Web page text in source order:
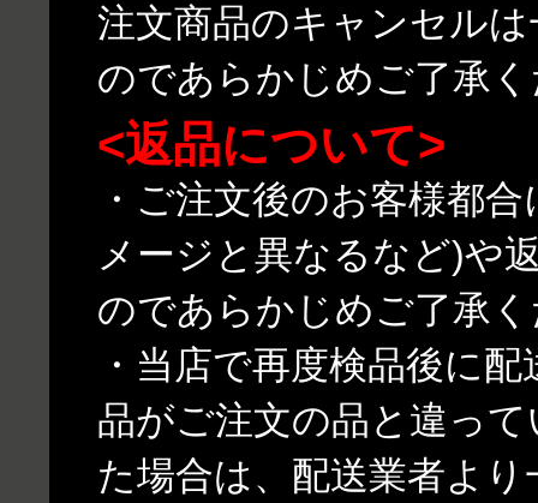
注文商品のキャンセル
のであらかじめご了承
<返品について>
・ご注文後のお客様都
メージと異なるなど)や
のであらかじめご了承
・当店で再度検品後に
品がご注文の品と違っ
た場合は、配送業者よ